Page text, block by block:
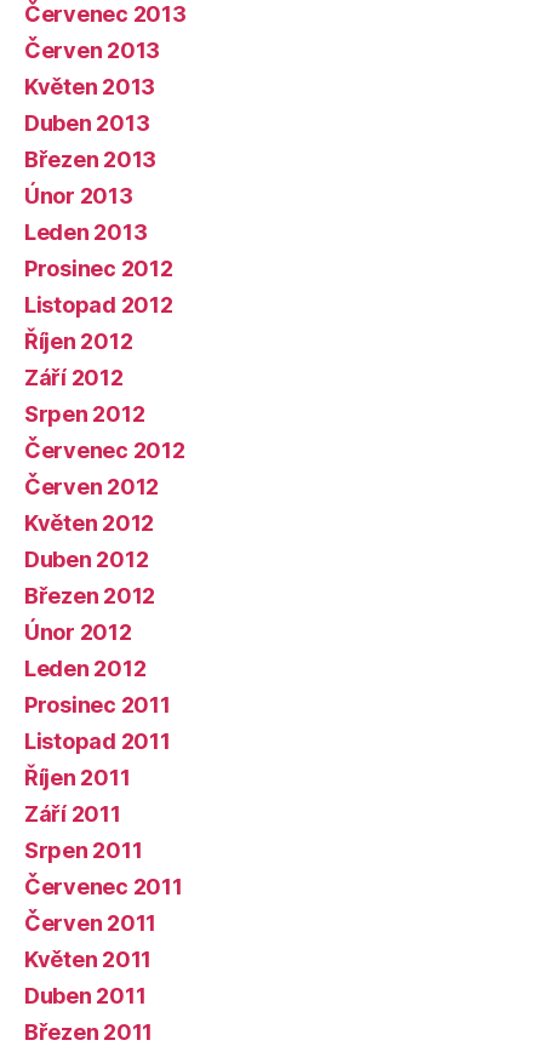
Červenec 2013
Červen 2013
Květen 2013
Duben 2013
Březen 2013
Únor 2013
Leden 2013
Prosinec 2012
Listopad 2012
Říjen 2012
Září 2012
Srpen 2012
Červenec 2012
Červen 2012
Květen 2012
Duben 2012
Březen 2012
Únor 2012
Leden 2012
Prosinec 2011
Listopad 2011
Říjen 2011
Září 2011
Srpen 2011
Červenec 2011
Červen 2011
Květen 2011
Duben 2011
Březen 2011